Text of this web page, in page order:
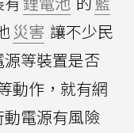
災害 讓不少民
等裝置是否
動作，就有網
電源有風險